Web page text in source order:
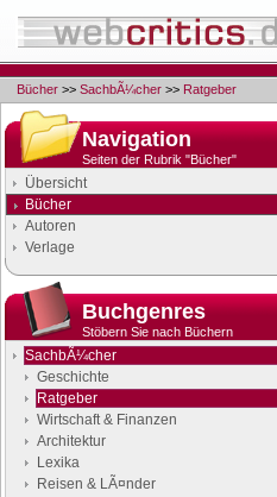
Bücher >> SachbÃ¼cher >> Ratgeber
Navigation
Seiten der Rubrik "Bücher"
Übersicht
Bücher
Autoren
Verlage
Buchgenres
Stöbern Sie nach Büchern
SachbÃ¼cher
Geschichte
Ratgeber
Wirtschaft & Finanzen
Architektur
Lexika
Reisen & LÃ¤nder